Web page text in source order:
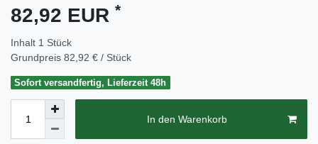
82,92 EUR *
Inhalt 1 Stück
Grundpreis 82,92 € / Stück
Sofort versandfertig, Lieferzeit 48h
In den Warenkorb